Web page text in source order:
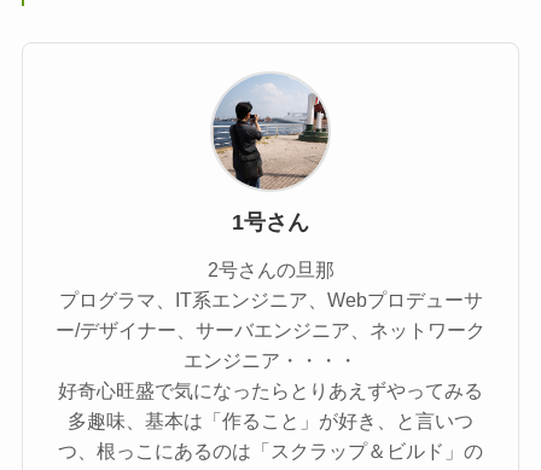
1号さん
2号さんの旦那
プログラマ、IT系エンジニア、Webプロデューサ
ー/デザイナー、サーバエンジニア、ネットワーク
エンジニア・・・・
好奇心旺盛で気になったらとりあえずやってみる
多趣味、基本は「作ること」が好き、と言いつ
つ、根っこにあるのは「スクラップ＆ビルド」の